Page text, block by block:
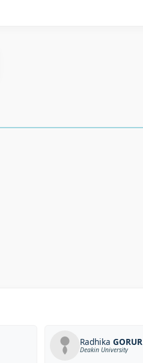
Radhika GORUR
Deakin University